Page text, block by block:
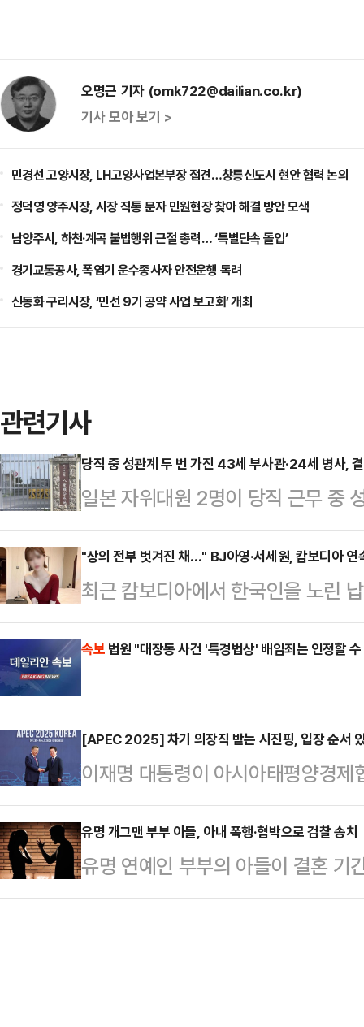
오명근 기자 (omk722@dailian.co.kr)
기사 모아 보기 >
민경선 고양시장, LH고양사업본부장 접견…창릉신도시 현안 협력 논의
정덕영 양주시장, 시장 직통 문자 민원현장 찾아 해결 방안 모색
남양주시, 하천·계곡 불법행위 근절 총력… ‘특별단속 돌입’
경기교통공사, 폭염기 운수종사자 안전운행 독려
신동화 구리시장, ‘민선 9기 공약 사업 보고회’ 개최
관련기사
당직 중 성관계 두 번 가진 43세 부사관·24세 병사,
일본 자위대원 2명이 당직 근무 중
받게 됐다.22일 오키나와타임즈
부사관 A(43·남)씨와 병사 B(24·
내렸다.제15고사특과연대 소속인
4일 당직 근무 중 부대에서 성관계
부대에 스스로 신고하면서 드러났
"상의 전부 벗겨진 채…" BJ아영·서세원, 캄보디아 연
최근 캄보디아에서 한국인을 노린
년 전 고(故) BJ아영(본명 변아영)
변씨는 지난 2023년 6월2일 지인
태로 발견됐다.캄보디아 현지 경찰
체포했다. 이들은 변씨가 자신들이
던 중 발작을 일으켜 사망했으며 이
지만 시신 발견 …
속보 법원 "대장동 사건 '특경법상' 배임죄는 인정할
[APEC 2025] 차기 의장직 받는 시진핑, 입장 순서
이재명 대통령이 아시아태평양경
진핑 중국 국가주석과 처음 만난 가
행보'가 아니냐는 지적이 나온다.방
호텔은 정상회의가 열리는 경주 화
행사 등을 이유로 삼엄한 교통 통제
유명 개그맨 부부 아들, 아내 폭행·협박으로 검찰 송치
유명 연예인 부부의 아들이 결혼 기
찰 수사를 받게 됐다.30일 뉴시스